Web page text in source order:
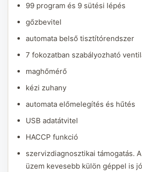
99 program és 9 sütési lépés
gőzbevitel
automata belső tisztítórendszer
7 fokozatban szabályozható
maghőmérő
kézi zuhany
automata előmelegítés és hűtés
USB adatátvitel
HACCP funkció
szervizdiagnosztikai támogatás.
üzem kevesebb külön géppel is